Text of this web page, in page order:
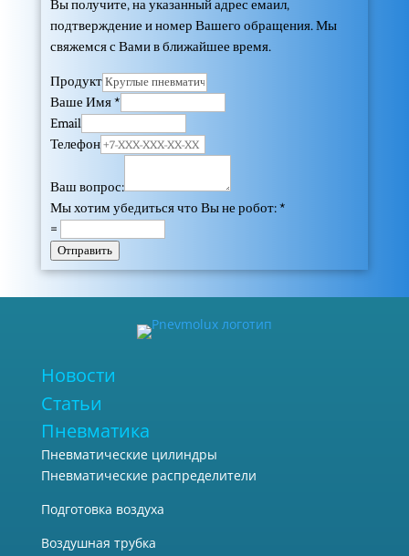
Вы получите, на указанный адрес емаил,
подтверждение и номер Вашего обращения. Мы
свяжемся с Вами в ближайшее время.
Продукт
Ваше Имя*
Email
Телефон
Ваш вопрос:
Мы хотим убедиться что Вы не робот:*
=
Отправить
Новости
Статьи
Пневматика
Пневматические цилиндры
Пневматические распределители
Подготовка воздуха
Воздушная трубка